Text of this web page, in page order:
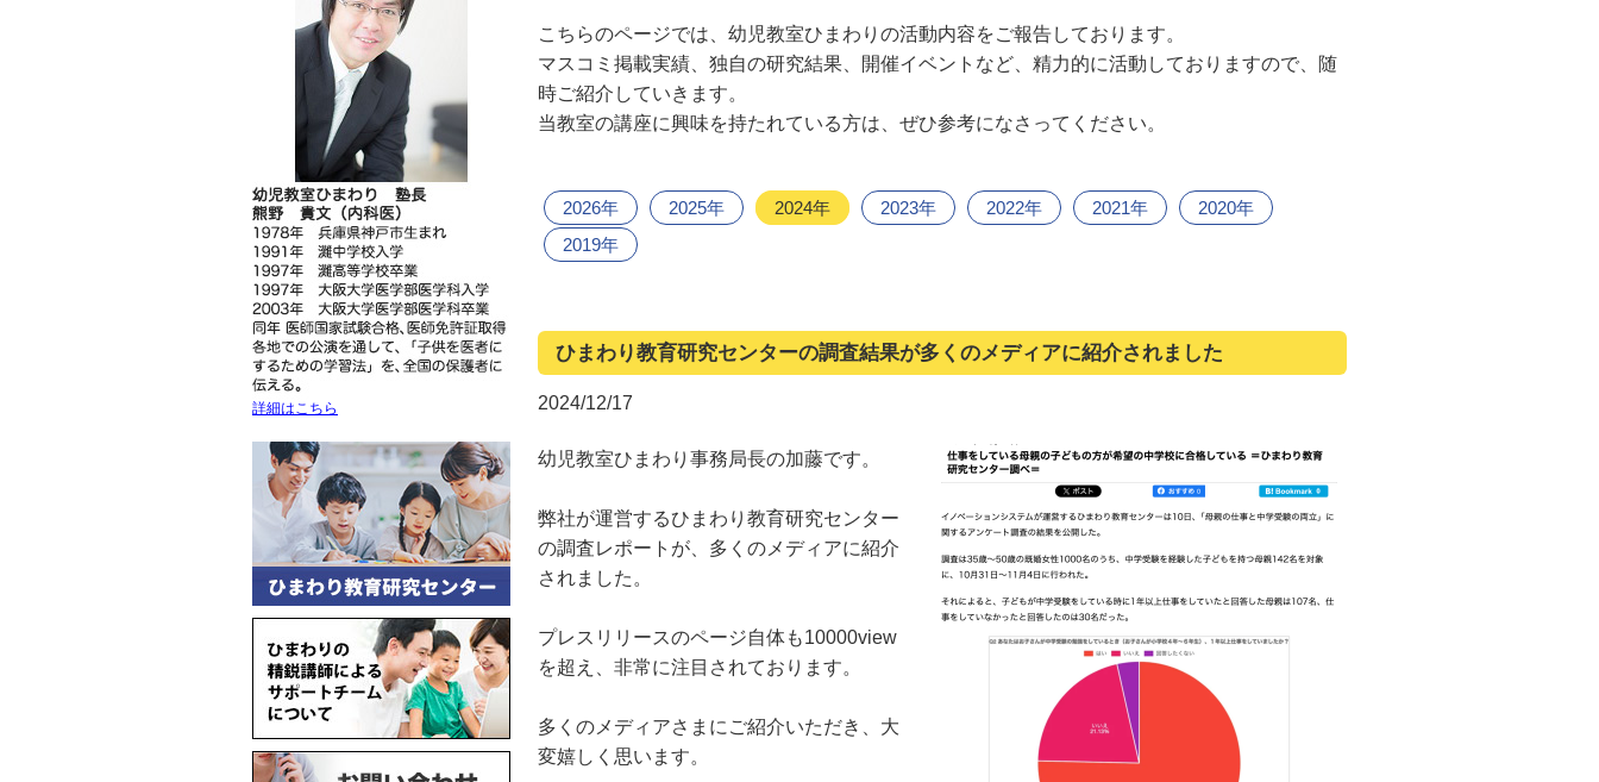
こちらのページでは、幼児教室ひまわりの活動内容をご報告しております。
マスコミ掲載実績、独自の研究結果、開催イベントなど、精力的に活動しておりますので、随
時ご紹介していきます。
当教室の講座に興味を持たれている方は、ぜひ参考になさってください。
2026年 2025年 2024年 2023年 2022年 2021年
2020年
2019年
ひまわり教育研究センターの調査結果が多くのメディアに紹介されました
2024/12/17
幼児教室ひまわり事務局長の加藤です。
弊社が運営するひまわり教育研究センター
の調査レポートが、多くのメディアに紹介
されました。
プレスリリースのページ自体も10000view
を超え、非常に注目されております。
多くのメディアさまにご紹介いただき、大
変嬉しく思います。
詳細はこちら